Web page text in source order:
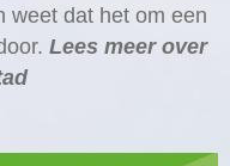
weet dat het om een
Lees meer over